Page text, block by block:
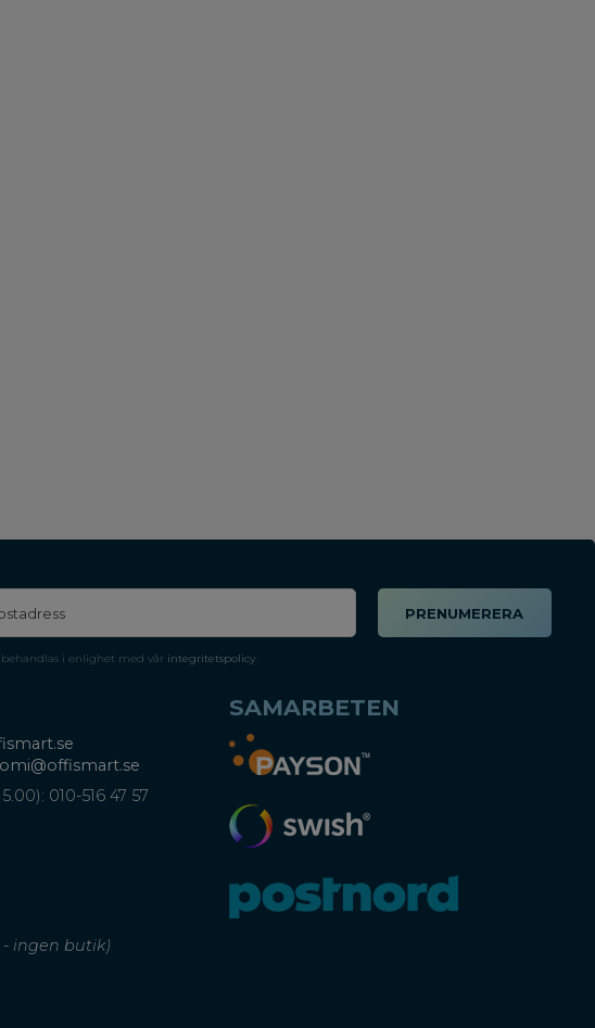
PRENUMERERA
i enlighet med vår integritetspolicy.
010-516 47 57
ingen butik)
SAMARBETEN